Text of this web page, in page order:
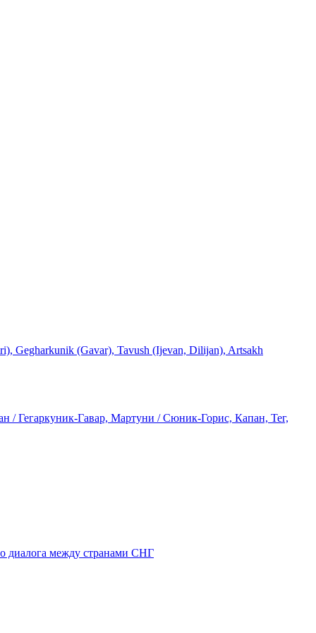
(Gavar), Tavush (Ijevan, Dilijan), Artsakh
/ Гегаркуник-Гавар, Мартуни / Сюник-Горис, Капан, Тег,
диалога между странами СНГ